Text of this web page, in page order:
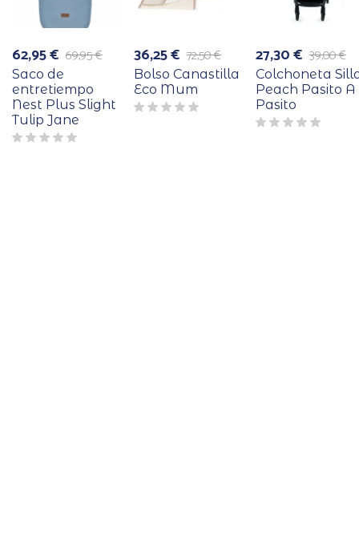
69,95€
El
precio
original
era:
69,95 €.
62,95€
El
precio
actual
es:
62,95 €.
Saco de
entretiempo
Nest Plus Slight
Tulip Jane
72,50€
El
precio
original
era:
72,50 €.
36,25€
El
precio
actual
es:
36,25 €.
Bolso Canastilla
Eco Mum
39,00€
El
precio
original
era:
39,00 €.
27,30€
El
precio
actual
es:
27,30 €.
Colchoneta
Peach Pasito A
Pasito